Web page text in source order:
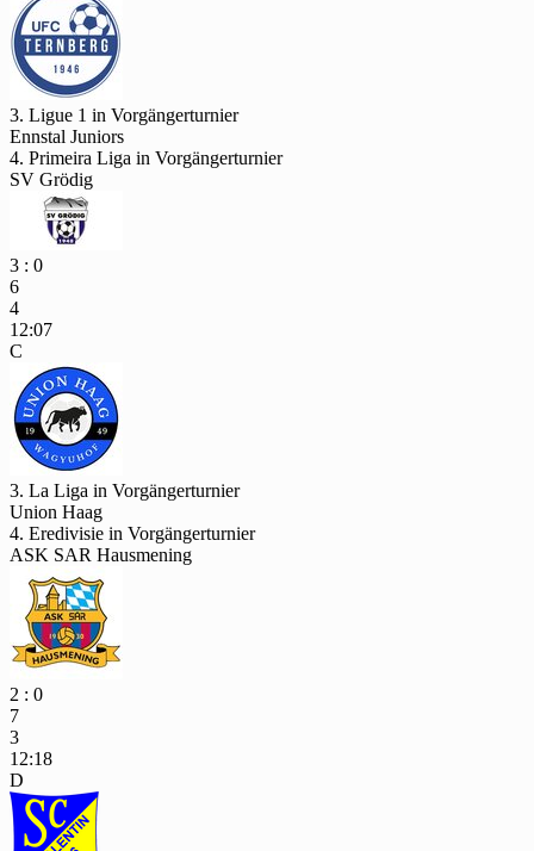
3. Ligue 1 in Vorgängerturnier
Ennstal Juniors
4. Primeira Liga in Vorgängerturnier
SV Grödig
3 : 0
6
4
12:07
C
3. La Liga in Vorgängerturnier
Union Haag
4. Eredivisie in Vorgängerturnier
ASK SAR Hausmening
2 : 0
7
3
12:18
D